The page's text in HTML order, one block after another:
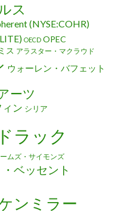
ス
(NYSE:COHR)
OECD OPEC
ス アラスター・マクラウド
ウォーレン・バフェット
ーツ
ン シリア
ラック
ムズ・サイモンズ
ベッセント
ンミラー